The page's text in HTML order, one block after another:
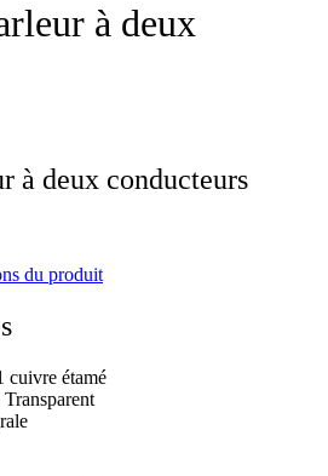
à deux
à deux conducteurs
du produit
cuivre étamé